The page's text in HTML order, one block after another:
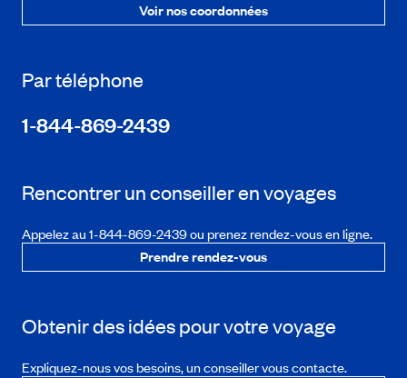
Voir nos coordonnées
Par téléphone
1-844-869-2439
Rencontrer un conseiller en voyages
Appelez au 1-844-869-2439 ou prenez rendez-vous en ligne.
Prendre rendez-vous
Obtenir des idées pour votre voyage
Expliquez-nous vos besoins, un conseiller vous contacte.